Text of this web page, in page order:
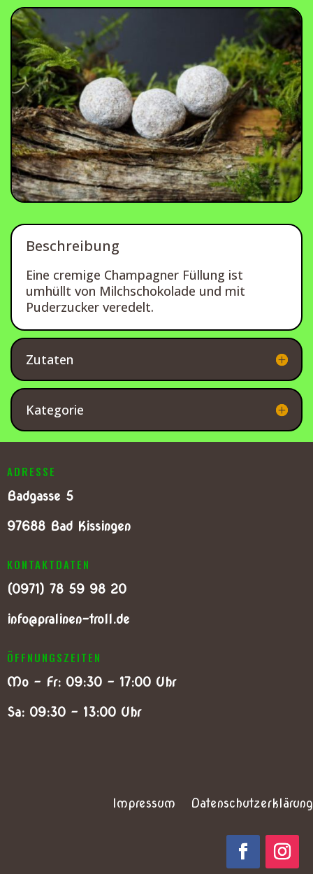
Beschreibung
Eine cremige Champagner Füllung ist
umhüllt von Milchschokolade und mit
Puderzucker veredelt.
Zutaten
Kategorie
ADRESSE
Badgasse 5
97688 Bad Kissingen
KONTAKTDATEN
(0971) 78 59 98 20
info@pralinen-troll.de
ÖFFNUNGSZEITEN
Mo – Fr: 09:30 – 17:00 Uhr
Sa: 09:30 – 13:00 Uhr
Impressum Datenschutzerklärung